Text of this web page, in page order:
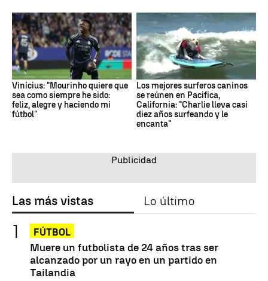
Vinícius: "Mourinho quiere que
sea como siempre he sido:
feliz, alegre y haciendo mi
fútbol"
Los mejores surferos caninos
se reúnen en Pacifica,
California: "Charlie lleva casi
diez años surfeando y le
encanta"
Las más vistas Lo último
FÚTBOL
Muere un futbolista de 24 años tras ser
alcanzado por un rayo en un partido en
Tailandia